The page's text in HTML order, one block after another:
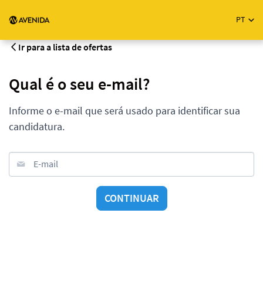
PT
Ir para a lista de ofertas
Qual é o seu e-mail?
Informe o e-mail que será usado para identificar sua
candidatura.
E-mail
CONTINUAR